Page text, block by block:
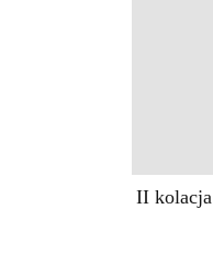
II kolacja